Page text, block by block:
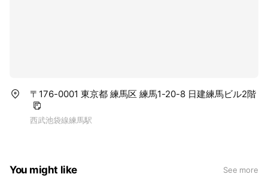
②【選択】実践的取組 外部人材の活用・録音環境の整
備・AIシステム導入などから選択
社労士事務所アシストは、①マニュアル整備から②外部
◎申請期限：令和8年7月9日（木）が迫っています。
〒176-0001 東京都 練馬区 練馬1-20-8 日建練馬ビル2階
西武池袋線練馬駅
You might like See more